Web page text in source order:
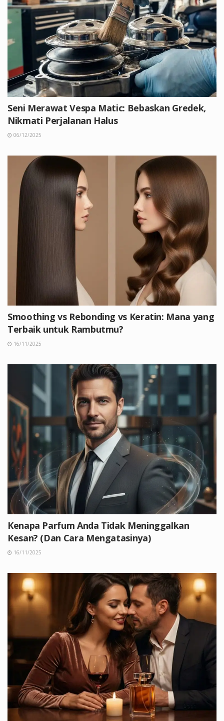
Seni Merawat Vespa Matic: Bebaskan Gredek,
Nikmati Perjalanan Halus
06/12/2025
Smoothing vs Rebonding vs Keratin: Mana yang
Terbaik untuk Rambutmu?
16/11/2025
Kenapa Parfum Anda Tidak Meninggalkan
Kesan? (Dan Cara Mengatasinya)
16/11/2025